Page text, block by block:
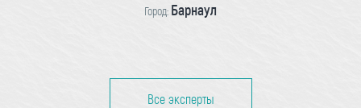
Город: Барнаул
Все эксперты